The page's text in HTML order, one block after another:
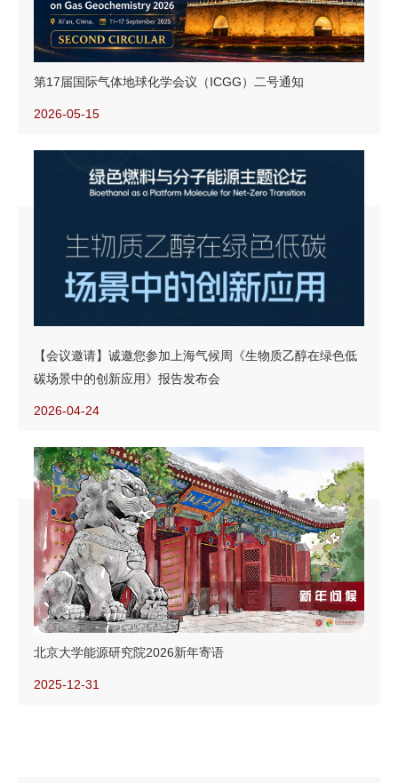
第17届国际气体地球化学会议（ICGG）二号通知
2026-05-15
【会议邀请】诚邀您参加上海气候周《生物质乙醇在绿色低
碳场景中的创新应用》报告发布会
2026-04-24
北京大学能源研究院2026新年寄语
2025-12-31